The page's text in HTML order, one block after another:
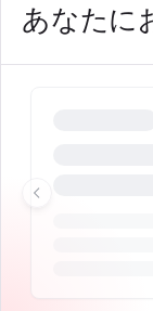
あなたに